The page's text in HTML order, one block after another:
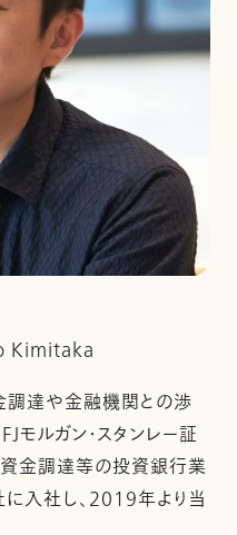
Kimitaka
達や金融機関との渉
モルガン・スタンレー証
金調達等の投資銀行業
入社し、2019年より当